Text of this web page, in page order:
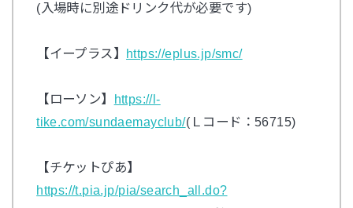
(入場時に別途ドリンク代が必要です)
【イープラス】 https://eplus.jp/smc/
【ローソン】 https://l-
tike.com/sundaemayclub/( Ｌコード：56715)
【チケットぴあ】
https://t.pia.jp/pia/search_all.do?